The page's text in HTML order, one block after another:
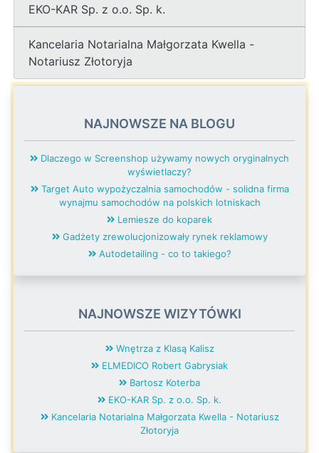
EKO-KAR Sp. z o.o. Sp. k.
Kancelaria Notarialna Małgorzata Kwella -
Notariusz Złotoryja
NAJNOWSZE NA BLOGU
Dlaczego w Screenshop używamy nowych oryginalnych
wyświetlaczy?
Target Auto wypożyczalnia samochodów - solidna firma
wynajmu samochodów na polskich lotniskach
Lemiesze do koparek
Gadżety zrewolucjonizowały rynek reklamowy
Autodetailing - co to takiego?
NAJNOWSZE WIZYTÓWKI
Wnętrza z Klasą Kalisz
ELMEDICO Robert Gabrysiak
Bartosz Koterba
EKO-KAR Sp. z o.o. Sp. k.
Kancelaria Notarialna Małgorzata Kwella - Notariusz
Złotoryja